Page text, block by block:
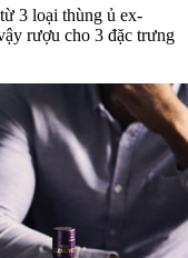
3 loại thùng ủ ex-
rượu cho 3 đặc trưng